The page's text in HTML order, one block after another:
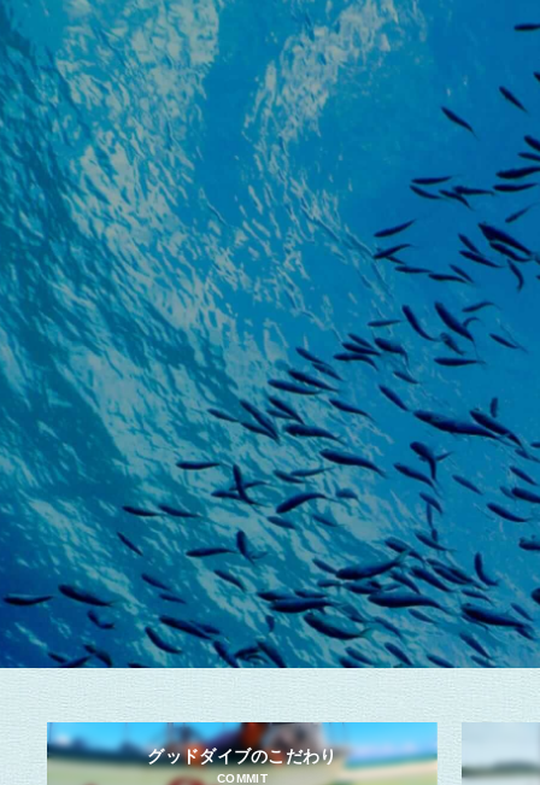
グッドダイブのこだわり
COMMIT